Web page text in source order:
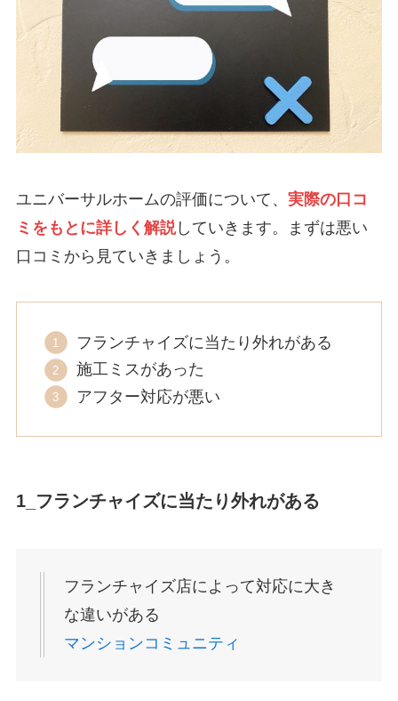
ユニバーサルホームの評価について、 実際の口コ
ミをもとに詳しく解説していきます。まずは悪い
口コミから見ていきましょう。
フランチャイズに当たり外れがある
施工ミスがあった
アフター対応が悪い
1_フランチャイズに当たり外れがある
フランチャイズ店によって対応に大き
な違いがある
マンションコミュニティ